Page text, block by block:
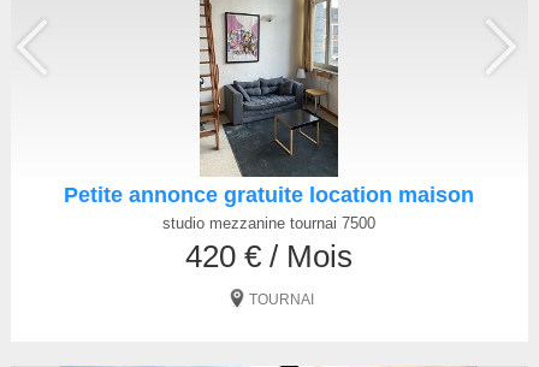
Petite annonce gratuite location maison
studio mezzanine tournai 7500
420 € / Mois
TOURNAI